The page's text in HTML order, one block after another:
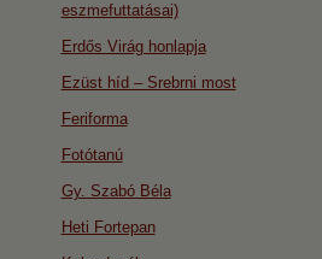
eszmefuttatásai)
Erdős Virág honlapja
Ezüst híd – Srebrni most
Feriforma
Fotótanú
Gy. Szabó Béla
Heti Fortepan